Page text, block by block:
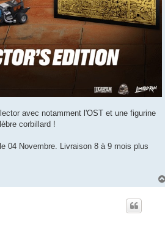
avec notamment l'OST et une figurine
corbillard !
04 Novembre. Livraison 8 à 9 mois plus